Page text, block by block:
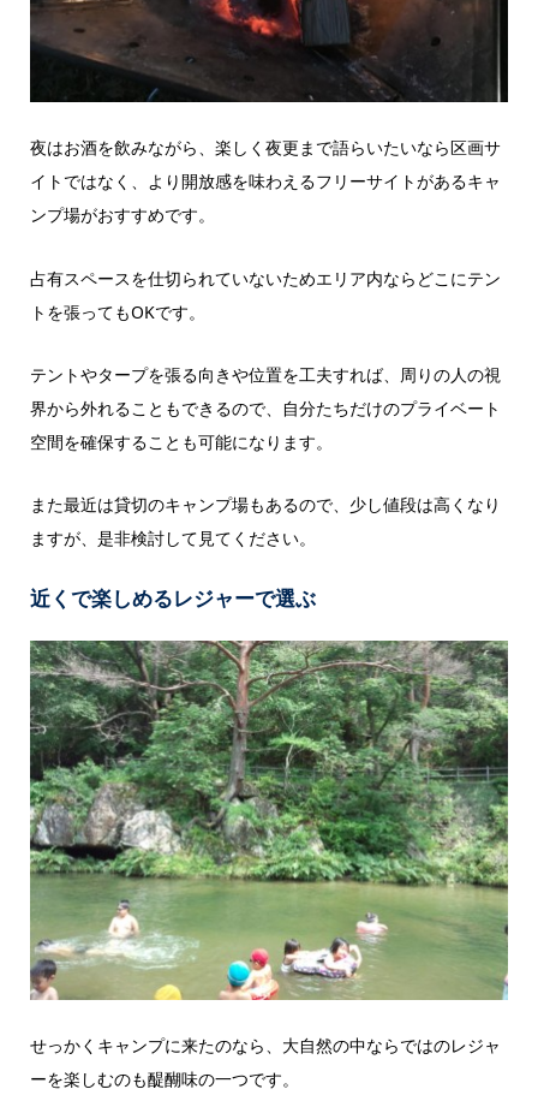
夜はお酒を飲みながら、楽しく夜更まで語らいたいなら区画サ
イトではなく、 より開放感を味わえるフリーサイトがあるキャ
ンプ場がおすすめです。
占有スペースを仕切られていないためエリア内ならどこにテン
トを張ってもOKです。
テントやタープを張る向きや位置を工夫すれば、周りの人の視
界から外れることもできるので、自分たちだけのプライベート
空間を確保することも可能になります。
また最近は貸切のキャンプ場もあるので、少し値段は高くなり
ますが、是非検討して見てください。
近くで楽しめるレジャーで選ぶ
せっかくキャンプに来たのなら、大自然の中ならではのレジャ
ーを楽しむのも醍醐味の一つです。